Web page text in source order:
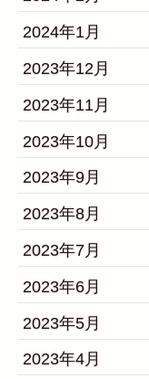
2024年1月
2023年12月
2023年11月
2023年10月
2023年9月
2023年8月
2023年7月
2023年6月
2023年5月
2023年4月